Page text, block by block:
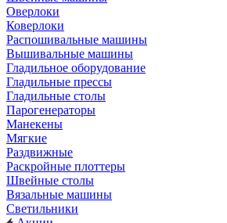
Оверлоки
Коверлоки
Распошивальные машины
Вышивальные машины
Гладильное оборудование
Гладильные прессы
Гладильные столы
Парогенераторы
Манекены
Мягкие
Раздвижные
Раскройные плоттеры
Швейные столы
Вязальные машины
Светильники